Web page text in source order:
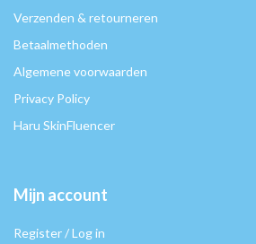
Verzenden & retourneren
Betaalmethoden
Algemene voorwaarden
Privacy Policy
Haru SkinFluencer
Mijn account
Register / Log in